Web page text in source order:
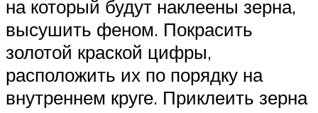
на который будут наклеены зерна,
высушить феном. Покрасить
золотой краской цифры,
расположить их по порядку на
внутреннем круге. Приклеить зерна